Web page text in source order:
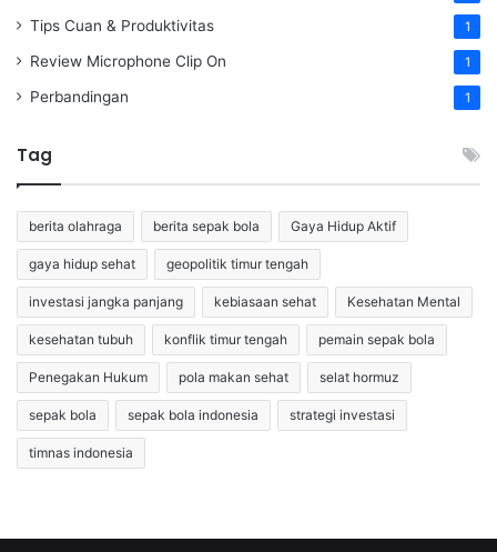
Tips Cuan & Produktivitas 1
Review Microphone Clip On 1
Perbandingan 1
Tag
berita olahraga berita sepak bola Gaya Hidup Aktif
gaya hidup sehat geopolitik timur tengah
investasi jangka panjang kebiasaan sehat Kesehatan Mental
kesehatan tubuh konflik timur tengah pemain sepak bola
Penegakan Hukum pola makan sehat selat hormuz
sepak bola sepak bola indonesia strategi investasi
timnas indonesia